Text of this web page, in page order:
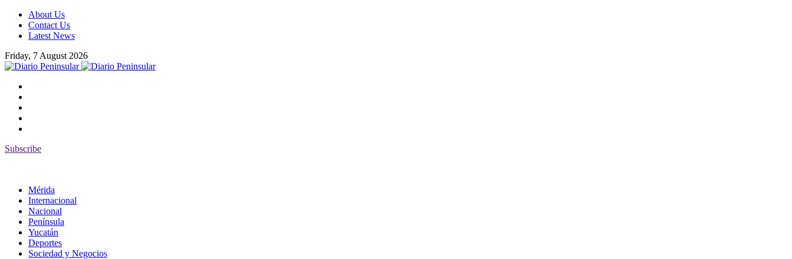
About Us
Contact Us
Latest News
Friday, 7 August 2026
Subscribe
Mérida
Internacional
Nacional
Península
Yucatán
Deportes
Sociedad y Negocios